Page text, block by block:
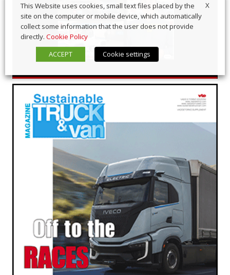
X
This Website uses cookies, small text files placed by the
site on the computer or mobile device, which automatically
collect some information that the user does not provide
directly. Cookie Policy
ACCEPT
Cookie settings